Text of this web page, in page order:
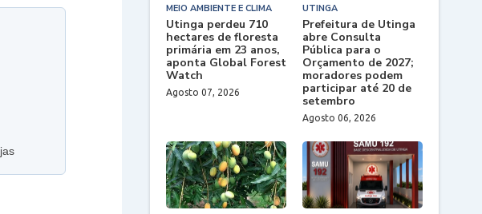
MEIO AMBIENTE E CLIMA
Utinga perdeu 710
hectares de floresta
primária em 23 anos,
aponta Global Forest
Watch
Agosto 07, 2026
UTINGA
Prefeitura de Utinga
abre Consulta
Pública para o
Orçamento de 2027;
moradores podem
participar até 20 de
setembro
Agosto 06, 2026